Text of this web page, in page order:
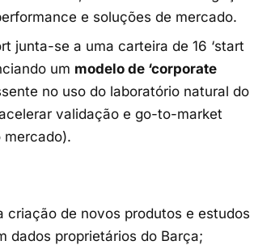
e soluções de mercado.
junta-se a uma carteira de 16 ‘start
um modelo de ‘corporate
no uso do laboratório natural do
validação e go-to-market
mercado).
criação de novos produtos e estudos
dados proprietários do Barça;